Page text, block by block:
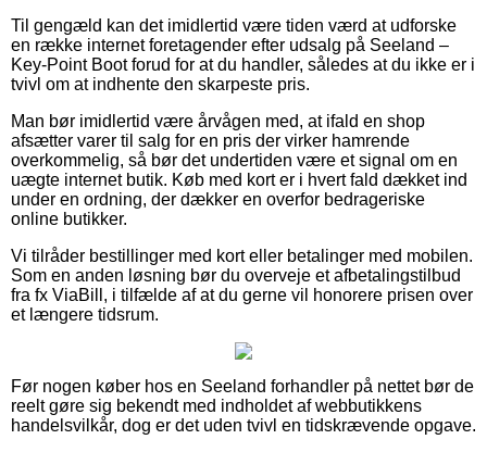
Til gengæld kan det imidlertid være tiden værd at udforske
en række internet foretagender efter udsalg på Seeland –
Key-Point Boot forud for at du handler, således at du ikke er i
tvivl om at indhente den skarpeste pris.
Man bør imidlertid være årvågen med, at ifald en shop
afsætter varer til salg for en pris der virker hamrende
overkommelig, så bør det undertiden være et signal om en
uægte internet butik. Køb med kort er i hvert fald dækket ind
under en ordning, der dækker en overfor bedrageriske
online butikker.
Vi tilråder bestillinger med kort eller betalinger med mobilen.
Som en anden løsning bør du overveje et afbetalingstilbud
fra fx ViaBill, i tilfælde af at du gerne vil honorere prisen over
et længere tidsrum.
Før nogen køber hos en Seeland forhandler på nettet bør de
reelt gøre sig bekendt med indholdet af webbutikkens
handelsvilkår, dog er det uden tvivl en tidskrævende opgave.